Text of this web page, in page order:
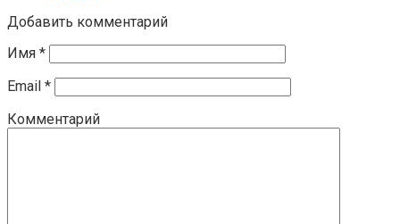
Добавить комментарий
Имя *
Email *
Комментарий